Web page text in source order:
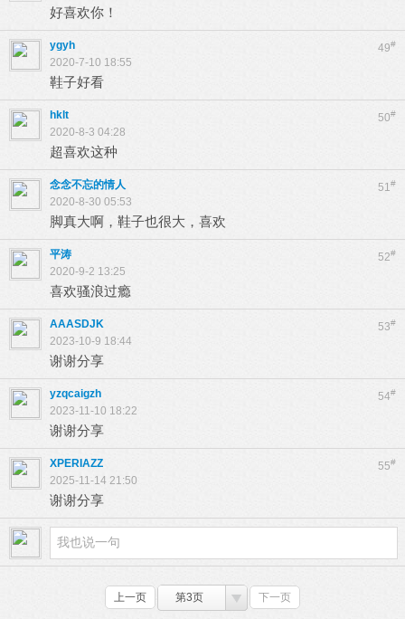
好喜欢你！
49#
ygyh
2020-7-10 18:55
鞋子好看
50#
hklt
2020-8-3 04:28
超喜欢这种
51#
念念不忘的情人
2020-8-30 05:53
脚真大啊，鞋子也很大，喜欢
52#
平涛
2020-9-2 13:25
喜欢骚浪过瘾
53#
AAASDJK
2023-10-9 18:44
谢谢分享
54#
yzqcaigzh
2023-11-10 18:22
谢谢分享
55#
XPERIAZZ
2025-11-14 21:50
谢谢分享
上一页 第3页 下一页